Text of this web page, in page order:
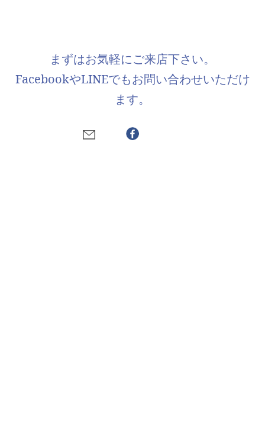
まずはお気軽にご来店下さい。
FacebookやLINEでもお問い合わせいただけ
ます。